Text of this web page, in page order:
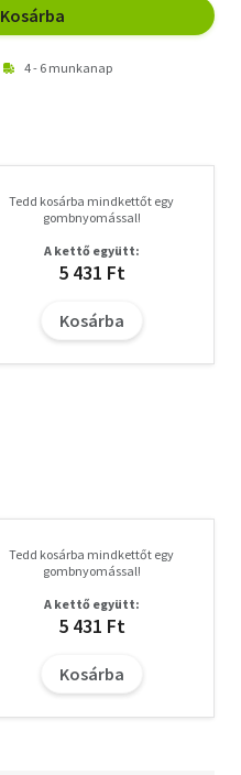
Kosárba
4 - 6 munkanap
Tedd kosárba mindkettőt egy
gombnyomással!
A kettő együtt:
5 431 Ft
Kosárba
Tedd kosárba mindkettőt egy
gombnyomással!
A kettő együtt:
5 431 Ft
Kosárba